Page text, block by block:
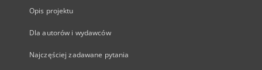
Opis projektu
Dla autorów i wydawców
Najczęściej zadawane pytania